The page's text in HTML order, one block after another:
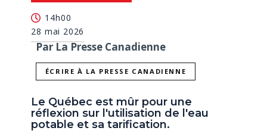
14h00
28 mai 2026
Par La Presse Canadienne
ÉCRIRE À LA PRESSE CANADIENNE
Le Québec est mûr pour une
réflexion sur l'utilisation de l'eau
potable et sa tarification.